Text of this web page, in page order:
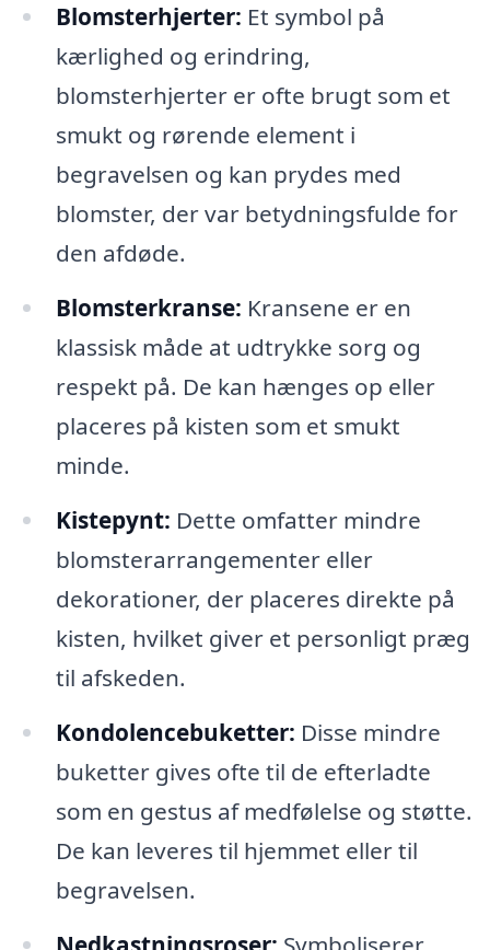
Blomsterhjerter: Et symbol på
kærlighed og erindring,
blomsterhjerter er ofte brugt som et
smukt og rørende element i
begravelsen og kan prydes med
blomster, der var betydningsfulde for
den afdøde.
Blomsterkranse: Kransene er en
klassisk måde at udtrykke sorg og
respekt på. De kan hænges op eller
placeres på kisten som et smukt
minde.
Kistepynt: Dette omfatter mindre
blomsterarrangementer eller
dekorationer, der placeres direkte på
kisten, hvilket giver et personligt præg
til afskeden.
Kondolencebuketter: Disse mindre
buketter gives ofte til de efterladte
som en gestus af medfølelse og støtte.
De kan leveres til hjemmet eller til
begravelsen.